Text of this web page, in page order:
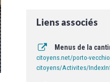
Liens associés
Menus de la
citoyens.net/porto-
citoyens/Activites/